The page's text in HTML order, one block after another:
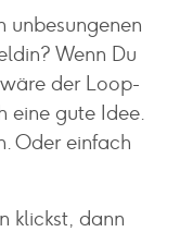
unbesungenen
Wenn Du
der Loop-
eine gute Idee.
Oder einfach
klickst, dann